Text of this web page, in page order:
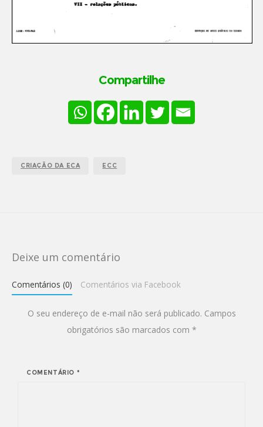
Compartilhe
CRIAÇÃO DA ECA ECC
Deixe um comentário
Comentários (0) Comentários via Facebook
O seu endereço de e-mail não será publicado. Campos
obrigatórios são marcados com *
COMENTÁRIO *